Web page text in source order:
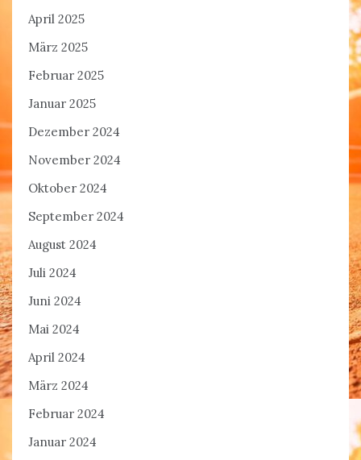
April 2025
März 2025
Februar 2025
Januar 2025
Dezember 2024
November 2024
Oktober 2024
September 2024
August 2024
Juli 2024
Juni 2024
Mai 2024
April 2024
März 2024
Februar 2024
Januar 2024